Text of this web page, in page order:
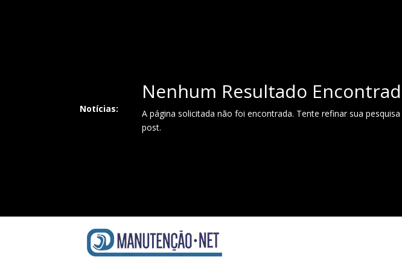
Notícias:
Nenhum Resultado
A página solicitada não foi encontrada. Tente refinar sua
post.